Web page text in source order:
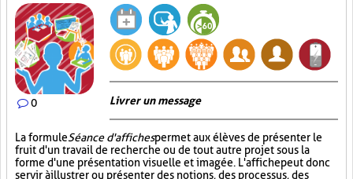
0 Livrer un message
La formuleSéance d'affichespermet aux élèves de présenter le
fruit d'un travail de recherche ou de tout autre projet sous la
forme d'une présentation visuelle et imagée. L'affichepeut donc
servir à illustrer ou présenter des notions, des processus, des